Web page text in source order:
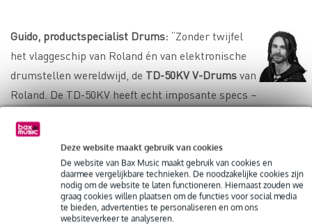
Deze website maakt gebruik van cookies
De website van Bax Music maakt gebruik van cookies en
daarmee vergelijkbare technieken. De noodzakelijke cookies zijn
nodig om de website te laten functioneren. Hiernaast zouden we
graag cookies willen plaatsen om de functies voor social media
te bieden, advertenties te personaliseren en om ons
websiteverkeer te analyseren.
Guido, productspecialist Drums: “Zonder twijfel
het vlaggeschip van Roland én van elektronische
drumstellen wereldwijd, de TD-50KV V-Drumsvan
Roland. De TD-50KV heeft echt imposante specs –
speelt, en de snare pad en ride pad hebben USB in plaats
van jack. De geluiden zijn deels opgenomen in Abbey Road
Studio’s én je kunt je eigen geluiden erin laden.”
Wat was jouw favoriete productrelease van 2016? Laat het